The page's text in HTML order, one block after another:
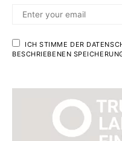
ICH STIMME DER
BESCHRIEBENEN